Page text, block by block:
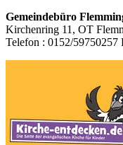
Gemeindebüro
Kirchenring 11, OT
Telefon : 0152/59750257